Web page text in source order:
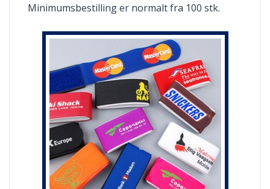
Minimumsbestilling er normalt fra 100 stk.